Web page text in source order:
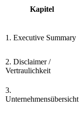
Kapitel
1. Executive Summary
2. Disclaimer /
Vertraulichkeit
3.
Unternehmensübersicht